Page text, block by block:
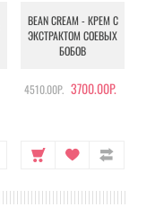
BEAN CREAM - КРЕМ С
ЭКСТРАКТОМ СОЕВЫХ
БОБОВ
4510.00Р. 3700.00Р.